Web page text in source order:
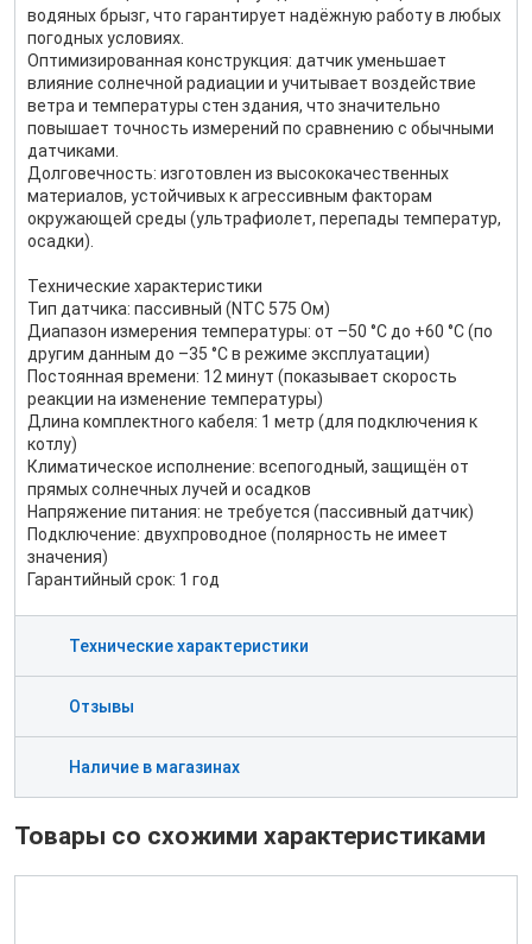
водяных брызг, что гарантирует надёжную работу в любых
погодных условиях.
Оптимизированная конструкция: датчик уменьшает
влияние солнечной радиации и учитывает воздействие
ветра и температуры стен здания, что значительно
повышает точность измерений по сравнению с обычными
датчиками.
Долговечность: изготовлен из высококачественных
материалов, устойчивых к агрессивным факторам
окружающей среды (ультрафиолет, перепады температур,
осадки).
Технические характеристики
Тип датчика: пассивный (NTC 575 Ом)
Диапазон измерения температуры: от –50 °C до +60 °C (по
другим данным до –35 °C в режиме эксплуатации)
Постоянная времени: 12 минут (показывает скорость
реакции на изменение температуры)
Длина комплектного кабеля: 1 метр (для подключения к
котлу)
Климатическое исполнение: всепогодный, защищён от
прямых солнечных лучей и осадков
Напряжение питания: не требуется (пассивный датчик)
Подключение: двухпроводное (полярность не имеет
значения)
Гарантийный срок: 1 год
Технические характеристики
Отзывы
Наличие в магазинах
Товары со схожими характеристиками